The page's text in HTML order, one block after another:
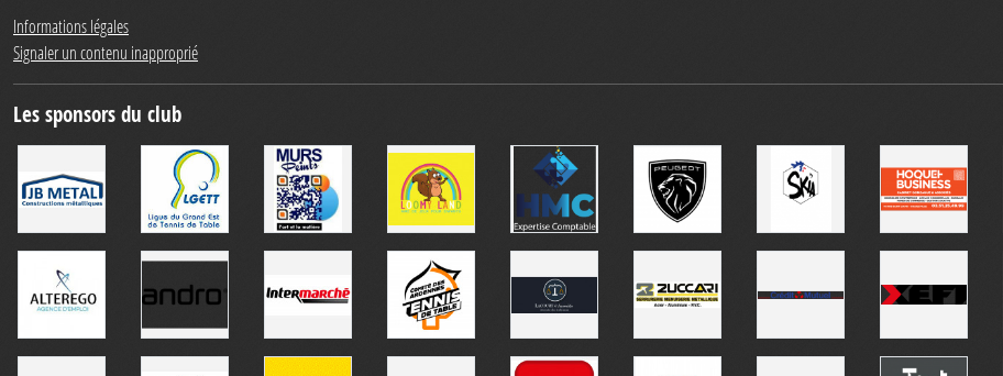
Informations légales
Signaler un contenu inapproprié
Les sponsors du club